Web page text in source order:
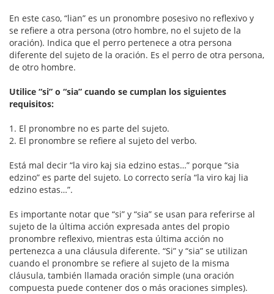
En este caso, “lian” es un pronombre posesivo no reflexivo y
se refiere a otra persona (otro hombre, no el sujeto de la
oración). Indica que el perro pertenece a otra persona
diferente del sujeto de la oración. Es el perro de otra persona,
de otro hombre.
Utilice “si” o “sia” cuando se cumplan los siguientes
requisitos:
1. El pronombre no es parte del sujeto.
2. El pronombre se refiere al sujeto del verbo.
Está mal decir “la viro kaj sia edzino estas…” porque “sia
edzino” es parte del sujeto. Lo correcto sería “la viro kaj lia
edzino estas…”.
Es importante notar que “si” y “sia” se usan para referirse al
sujeto de la última acción expresada antes del propio
pronombre reflexivo, mientras esta última acción no
pertenezca a una cláusula diferente. “Si” y “sia” se utilizan
cuando el pronombre se refiere al sujeto de la misma
cláusula, también llamada oración simple (una oración
compuesta puede contener dos o más oraciones simples).